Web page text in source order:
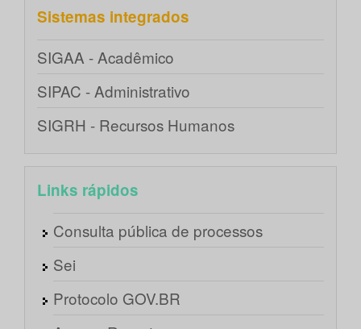
Sistemas integrados
SIGAA - Acadêmico
SIPAC - Administrativo
SIGRH - Recursos Humanos
Links rápidos
Consulta pública de processos
Sei
Protocolo GOV.BR